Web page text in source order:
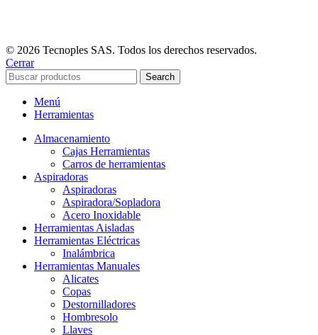
© 2026 Tecnoples SAS. Todos los derechos reservados.
Cerrar
Search
Menú
Herramientas
Almacenamiento
Cajas Herramientas
Carros de herramientas
Aspiradoras
Aspiradoras
Aspiradora/Sopladora
Acero Inoxidable
Herramientas Aisladas
Herramientas Eléctricas
Inalámbrica
Herramientas Manuales
Alicates
Copas
Destornilladores
Hombresolo
Llaves